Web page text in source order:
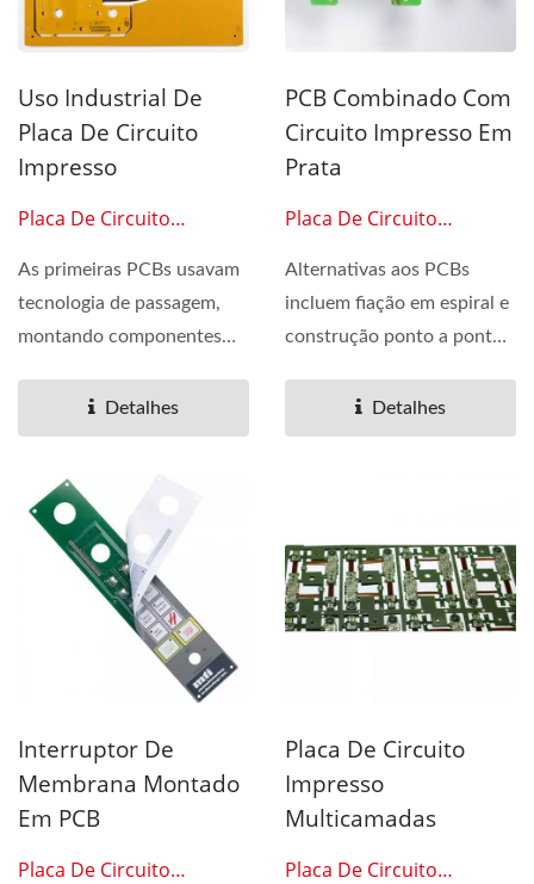
Uso Industrial De
Placa De Circuito
Impresso
Placa De Circuito
As primeiras PCBs usavam
tecnologia de passagem,
montando componentes
Detalhes
PCB Combinado Com
Circuito Impresso Em
Prata
Placa De Circuito
Alternativas aos PCBs
incluem fiação em espiral e
construção ponto a ponto,
populares,...Detalhes
Interruptor De
Membrana Montado
Em PCB
Placa De Circuito
Placa De Circuito
Impresso
Multicamadas
Placa De Circuito